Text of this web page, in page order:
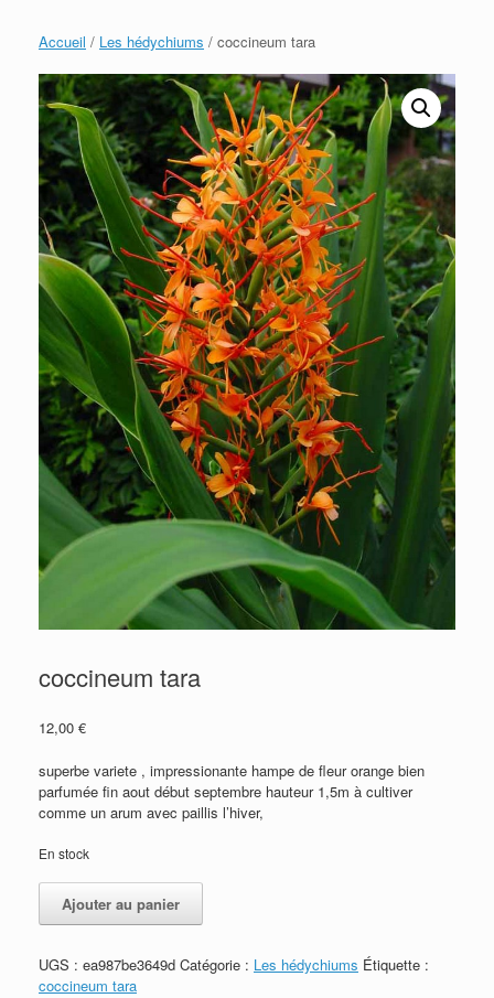
Accueil / Les hédychiums / coccineum tara
coccineum tara
12,00 €
superbe variete , impressionante hampe de fleur orange bien
parfumée fin aout début septembre hauteur 1,5m à cultiver
comme un arum avec paillis l’hiver,
En stock
tara
Ajouter au panier
UGS : ea987be3649d Catégorie : Les hédychiums Étiquette :
coccineum tara